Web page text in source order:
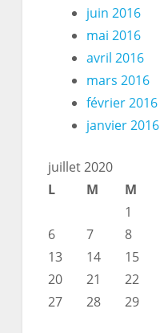
juin 2016
mai 2016
avril 2016
mars 2016
février 2016
janvier 2016
juillet 2020
L
M M
1
6
7 8
13
14 15
20
21 22
27
28 29